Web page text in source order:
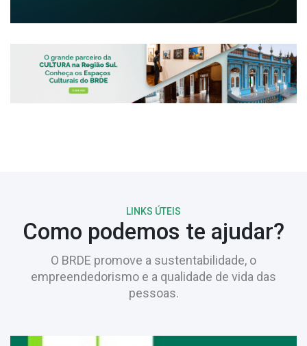
LINKS ÚTEIS
Como podemos te ajudar?
O BRDE promove a sustentabilidade, o
empreendedorismo e a qualidade de vida das
pessoas.